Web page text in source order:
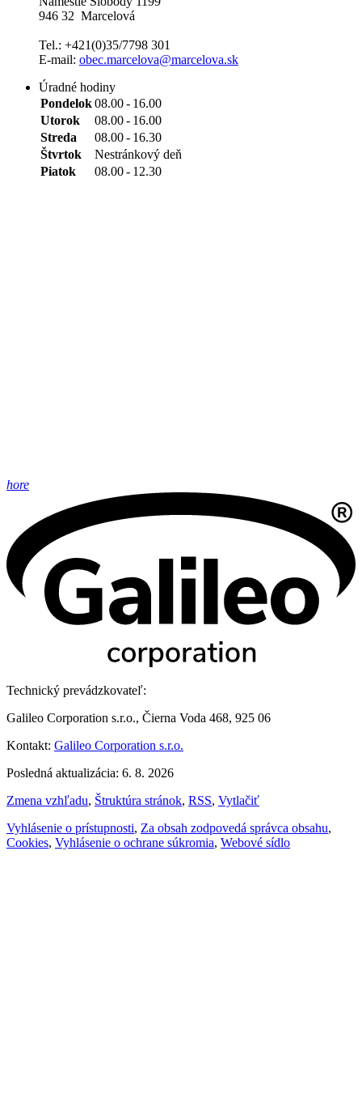
946 32 Marcelová
Tel.: +421(0)35/7798 301
E-mail: obec.marcelova@marcelova.sk
Úradné hodiny
Pondelok08.00- 16.00
Utorok
08.00- 16.00
Streda
08.00- 16.30
Štvrtok
Nestránkový deň
Piatok
08.00- 12.30
hore
Technický prevádzkovateľ:
Galileo Corporation s.r.o., Čierna Voda 468, 925 06
Kontakt: Galileo Corporation s.r.o.
Posledná aktualizácia: 6. 8. 2026
Zmena vzhľadu, Štruktúra stránok, RSS, Vytlačiť
Vyhlásenie o prístupnosti, Za obsah zodpovedá správca obsahu,
Cookies, Vyhlásenie o ochrane súkromia, Webové sídlo